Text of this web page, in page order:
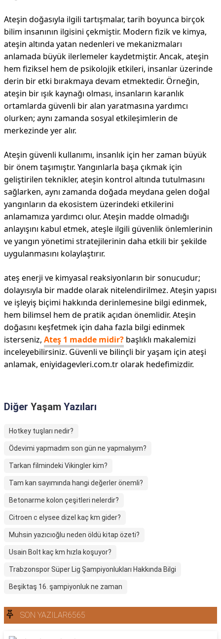
Ateşin doğasıyla ilgili tartışmalar, tarih boyunca birçok
bilim insanının ilgisini çekmiştir. Modern fizik ve kimya,
ateşin altında yatan nedenleri ve mekanizmaları
anlamada büyük ilerlemeler kaydetmiştir. Ancak, ateşin
hem fiziksel hem de psikolojik etkileri, insanlar üzerinde
derin bir etki bırakmaya devam etmektedir. Örneğin,
ateşin bir ışık kaynağı olması, insanların karanlık
ortamlarda güvenli bir alan yaratmasına yardımcı
olurken; aynı zamanda sosyal etkileşimlerin de
merkezinde yer alır.
Ateşin güvenli kullanımı, insanlık için her zaman büyük
bir önem taşımıştır. Yangınlarla başa çıkmak için
geliştirilen teknikler, ateşin kontrol altında tutulmasını
sağlarken, aynı zamanda doğada meydana gelen doğal
yangınların da ekosistem üzerindeki etkilerini
anlamamıza yardımcı olur. Ateşin madde olmadığı
anlayışını kabul etmek, ateşle ilgili güvenlik önlemlerinin
ve yangın yönetimi stratejilerinin daha etkili bir şekilde
uygulanmasını kolaylaştırır.
ateş enerji ve kimyasal reaksiyonların bir sonucudur;
dolayısıyla bir madde olarak nitelendirilmez. Ateşin yapısı
ve işleyiş biçimi hakkında derinlemesine bilgi edinmek,
hem bilimsel hem de pratik açıdan önemlidir. Ateşin
doğasını keşfetmek için daha fazla bilgi edinmek
isterseniz, Ateş 1 madde midir? başlıklı makalemizi
inceleyebilirsiniz. Güvenli ve bilinçli bir yaşam için ateşi
anlamak, eniyidagevleri.com.tr olarak hedefimizdir.
Diğer Yaşam Yazıları
Hotkey tuşları nedir?
Ödevimi yapmadım son gün ne yapmalıyım?
Tarkan filmindeki Vikingler kim?
Tam kan sayımında hangi değerler önemli?
Betonarme kolon çeşitleri nelerdir?
Citroen c elysee dizel kaç km gider?
Muhsin yazıcıoğlu neden öldü kitap özeti?
Usain Bolt kaç km hızla koşuyor?
Trabzonspor Süper Lig Şampiyonlukları Hakkında Bilgi
Beşiktaş 16. şampiyonluk ne zaman
SON YAZILAR6565